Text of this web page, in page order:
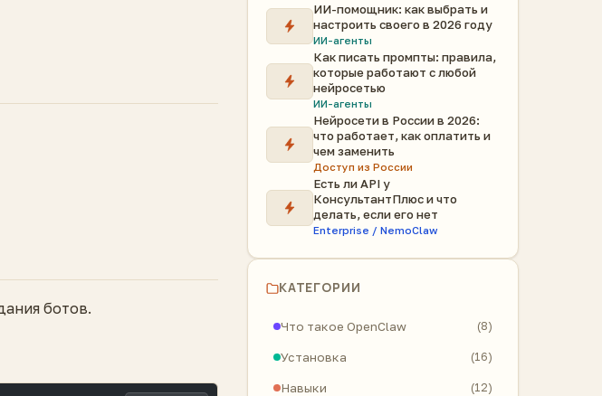
ботов.
ИИ-помощник: как выбрать и
настроить своего в 2026 году
ИИ-агенты
Как писать промпты: правила,
которые работают с любой
нейросетью
ИИ-агенты
Нейросети в России в 2026:
что работает, как оплатить и
чем заменить
Доступ из России
Есть ли API у
КонсультантПлюс и что
делать, если его нет
Enterprise / NemoClaw
КАТЕГОРИИ
Что такое OpenClaw (8)
Установка (16)
Навыки (12)